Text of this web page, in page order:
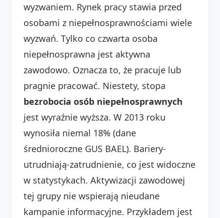
wyzwaniem. Rynek pracy stawia przed
osobami z niepełnosprawnościami wiele
wyzwań. Tylko co czwarta osoba
niepełnosprawna jest aktywna
zawodowo. Oznacza to, że pracuje lub
pragnie pracować. Niestety, stopa
bezrobocia osób niepełnosprawnych
jest wyraźnie wyższa. W 2013 roku
wynosiła niemal 18% (dane
średnioroczne GUS BAEL). Bariery-
utrudniają-zatrudnienie, co jest widoczne
w statystykach. Aktywizacji zawodowej
tej grupy nie wspierają nieudane
kampanie informacyjne. Przykładem jest